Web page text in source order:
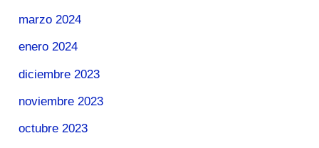
marzo 2024
enero 2024
diciembre 2023
noviembre 2023
octubre 2023